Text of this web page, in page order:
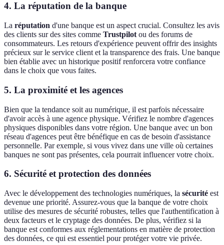
4. La réputation de la banque
La réputation d'une banque est un aspect crucial. Consultez les avis
des clients sur des sites comme Trustpilot ou des forums de
consommateurs. Les retours d'expérience peuvent offrir des insights
précieux sur le service client et la transparence des frais. Une banque
bien établie avec un historique positif renforcera votre confiance
dans le choix que vous faites.
5. La proximité et les agences
Bien que la tendance soit au numérique, il est parfois nécessaire
d'avoir accès à une agence physique. Vérifiez le nombre d'agences
physiques disponibles dans votre région. Une banque avec un bon
réseau d'agences peut être bénéfique en cas de besoin d'assistance
personnelle. Par exemple, si vous vivez dans une ville où certaines
banques ne sont pas présentes, cela pourrait influencer votre choix.
6. Sécurité et protection des données
Avec le développement des technologies numériques, la sécurité est
devenue une priorité. Assurez-vous que la banque de votre choix
utilise des mesures de sécurité robustes, telles que l'authentification à
deux facteurs et le cryptage des données. De plus, vérifiez si la
banque est conformes aux réglementations en matière de protection
des données, ce qui est essentiel pour protéger votre vie privée.